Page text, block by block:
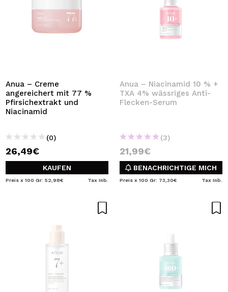
Anua – Creme
angereichert mit 77 %
Pfirsichextrakt und
Niacinamid
(0)
26,49€
KAUFEN
Preis x 100 Gr: 52,98€ Tax Inb.
Anua – Niacinamid 10 % +
TXA 4% wässriges Anti-
Flecken-Serum
(3)
21,99€
BENACHRICHTIGE MICH
Preis x 100 Gr: 73,30€ Tax Inb.